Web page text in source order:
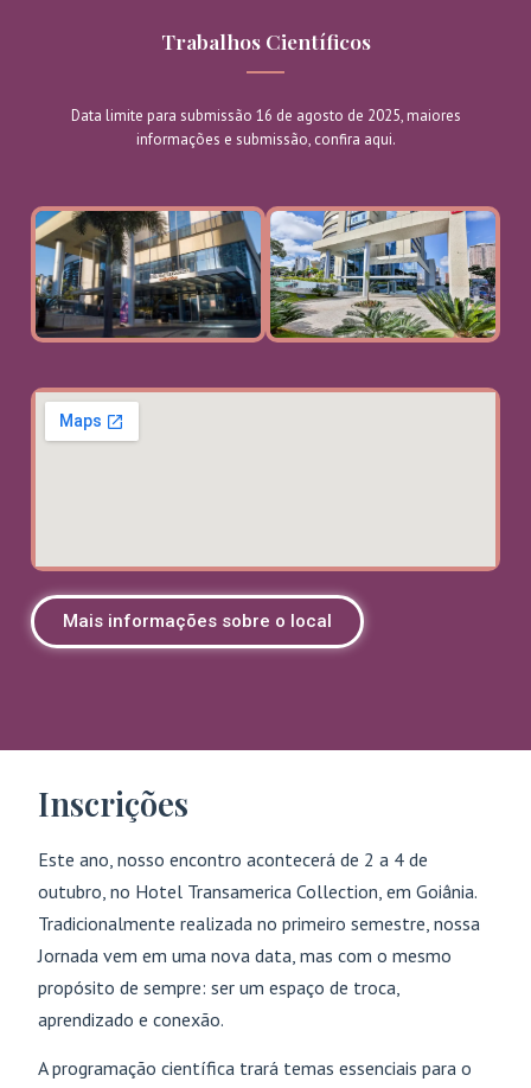
Trabalhos Científicos
Data limite para submissão 16 de agosto de 2025, maiores
informações e submissão, confira aqui.
Mais informações sobre o local
Inscrições
Este ano, nosso encontro acontecerá de 2 a 4 de
outubro, no Hotel Transamerica Collection, em Goiânia.
Tradicionalmente realizada no primeiro semestre, nossa
Jornada vem em uma nova data, mas com o mesmo
propósito de sempre: ser um espaço de troca,
aprendizado e conexão.
A programação científica trará temas essenciais para o